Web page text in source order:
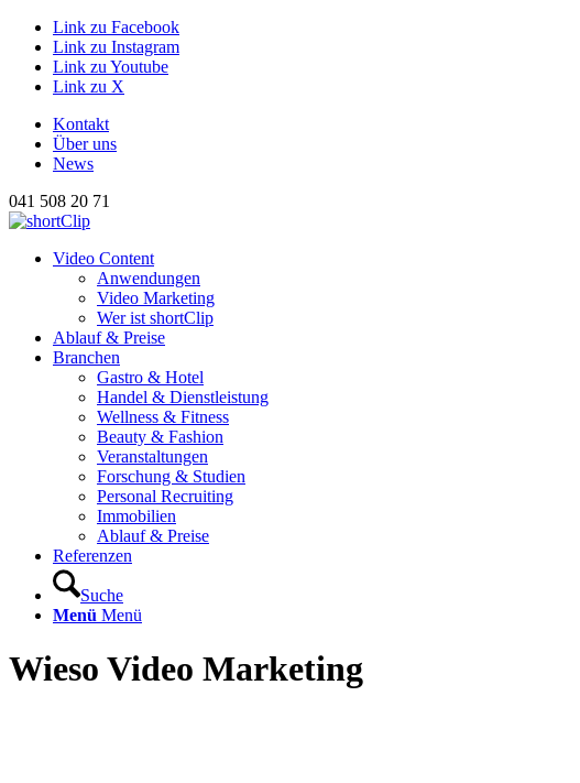
Link zu Facebook
Link zu Instagram
Link zu Youtube
Link zu X
Kontakt
Über uns
News
041 508 20 71
Hauptnavigation
Video Content
Anwendungen
Video Marketing
Wer ist shortClip
Ablauf & Preise
Branchen
Gastro & Hotel
Handel & Dienstleistung
Wellness & Fitness
Beauty & Fashion
Veranstaltungen
Forschung & Studien
Personal Recruiting
Immobilien
Ablauf & Preise
Referenzen
Suche
Menü Menü
Wieso Video Marketing